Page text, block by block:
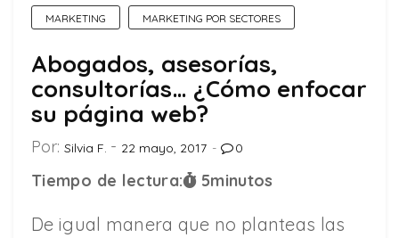
MARKETING MARKETING POR SECTORES
Abogados, asesorías,
consultorías… ¿Cómo enfocar
su página web?
Por: Silvia F. 22 mayo, 2017 0
Tiempo de lectura: 5minutos
De igual manera que no planteas las